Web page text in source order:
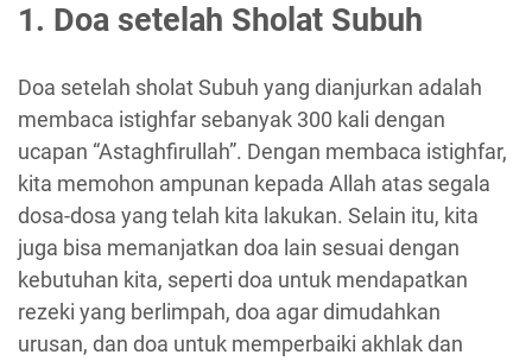
1. Doa setelah Sholat Subuh
Doa setelah sholat Subuh yang dianjurkan adalah
membaca istighfar sebanyak 300 kali dengan
ucapan “Astaghfirullah”. Dengan membaca istighfar,
kita memohon ampunan kepada Allah atas segala
dosa-dosa yang telah kita lakukan. Selain itu, kita
juga bisa memanjatkan doa lain sesuai dengan
kebutuhan kita, seperti doa untuk mendapatkan
rezeki yang berlimpah, doa agar dimudahkan
urusan, dan doa untuk memperbaiki akhlak dan